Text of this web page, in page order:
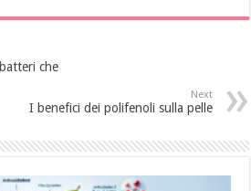
che
Next
I benefici dei polifenoli sulla pelle